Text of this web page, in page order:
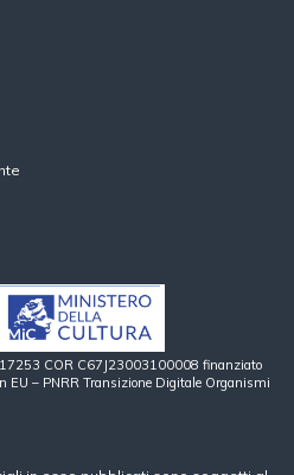
COR C67J23003100008 finanziato
EU – PNRR Transizione Digitale Organismi